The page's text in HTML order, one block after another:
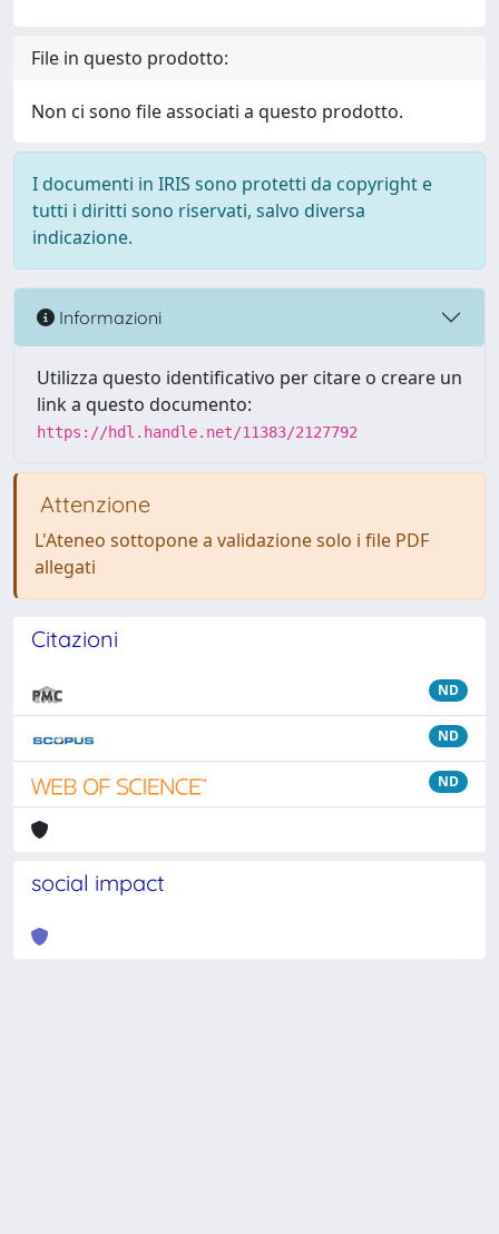
File in questo prodotto:
Non ci sono file associati a questo prodotto.
I documenti in IRIS sono protetti da copyright e
tutti i diritti sono riservati, salvo diversa
indicazione.
Informazioni
Utilizza questo identificativo per citare o creare un
link a questo documento:
https://hdl.handle.net/11383/2127792
Attenzione
L'Ateneo sottopone a validazione solo i file PDF
allegati
Citazioni
ND
ND
ND
social impact